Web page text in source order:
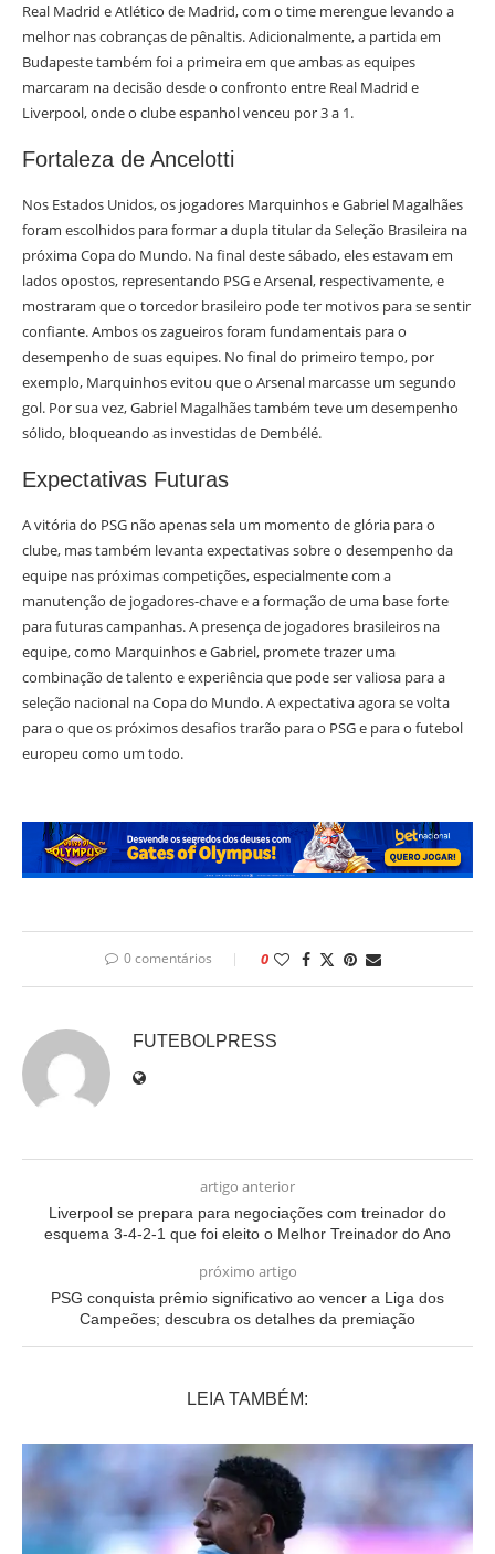
Real Madrid e Atlético de Madrid, com o time merengue levando a
melhor nas cobranças de pênaltis. Adicionalmente, a partida em
Budapeste também foi a primeira em que ambas as equipes
marcaram na decisão desde o confronto entre Real Madrid e
Liverpool, onde o clube espanhol venceu por 3 a 1.
Fortaleza de Ancelotti
Nos Estados Unidos, os jogadores Marquinhos e Gabriel Magalhães
foram escolhidos para formar a dupla titular da Seleção Brasileira na
próxima Copa do Mundo. Na final deste sábado, eles estavam em
lados opostos, representando PSG e Arsenal, respectivamente, e
mostraram que o torcedor brasileiro pode ter motivos para se sentir
confiante. Ambos os zagueiros foram fundamentais para o
desempenho de suas equipes. No final do primeiro tempo, por
exemplo, Marquinhos evitou que o Arsenal marcasse um segundo
gol. Por sua vez, Gabriel Magalhães também teve um desempenho
sólido, bloqueando as investidas de Dembélé.
Expectativas Futuras
A vitória do PSG não apenas sela um momento de glória para o
clube, mas também levanta expectativas sobre o desempenho da
equipe nas próximas competições, especialmente com a
manutenção de jogadores-chave e a formação de uma base forte
para futuras campanhas. A presença de jogadores brasileiros na
equipe, como Marquinhos e Gabriel, promete trazer uma
combinação de talento e experiência que pode ser valiosa para a
seleção nacional na Copa do Mundo. A expectativa agora se volta
para o que os próximos desafios trarão para o PSG e para o futebol
europeu como um todo.
0 comentários 0
FUTEBOLPRESS
artigo anterior
Liverpool se prepara para negociações com treinador do
esquema 3-4-2-1 que foi eleito o Melhor Treinador do Ano
próximo artigo
PSG conquista prêmio significativo ao vencer a Liga dos
Campeões; descubra os detalhes da premiação
LEIA TAMBÉM: